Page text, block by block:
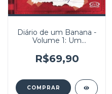
Diário de um Banana -
Volume 1: Um
quadrinhos
R$69,90